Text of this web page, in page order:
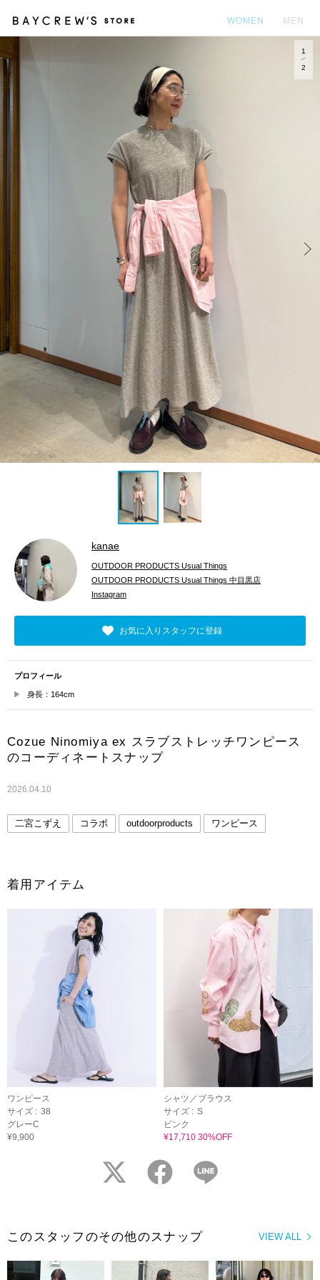
WOMEN MEN
1
2
kanae
OUTDOOR PRODUCTS Usual Things
OUTDOOR PRODUCTS Usual Things 中目黒店
Instagram
お気に入りスタッフに登録
プロフィール
身長：164cm
Cozue Ninomiya ex スラブストレッチワンピース
のコーディネートスナップ
2026.04.10
二宮こずえ コラボ outdoorproducts ワンピース
着用アイテム
ワンピース
サイズ : 38
グレーC
¥9,900
シャツ／ブラウス
サイズ : S
ピンク
¥17,710 30%OFF
twitter facebook
VIEW ALL
このスタッフのその他のスナップ